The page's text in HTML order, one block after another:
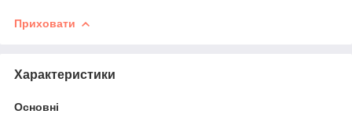
Приховати
Характеристики
Основні